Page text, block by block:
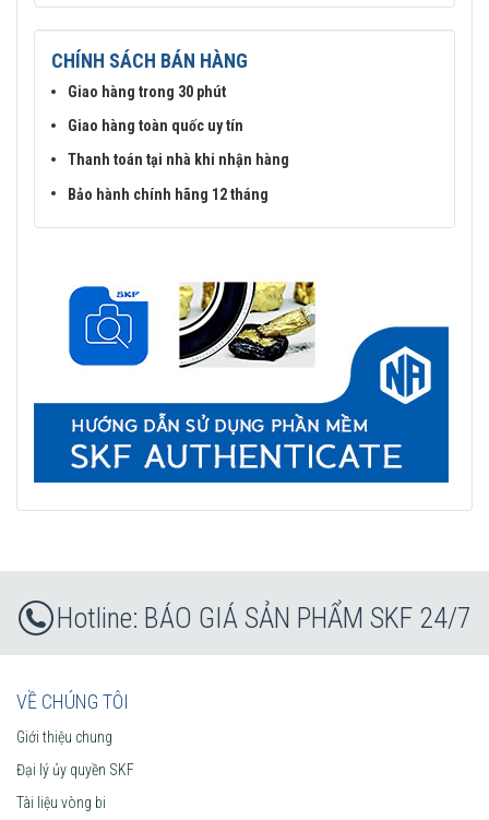
CHÍNH SÁCH BÁN HÀNG
Giao hàng trong 30 phút
Giao hàng toàn quốc uy tín
Thanh toán tại nhà khi nhận hàng
Bảo hành chính hãng 12 tháng
BÁO GIÁ SẢN PHẨM SKF 24/7
VỀ CHÚNG TÔI
Giới thiệu chung
Đại lý ủy quyền SKF
Tài liệu vòng bi